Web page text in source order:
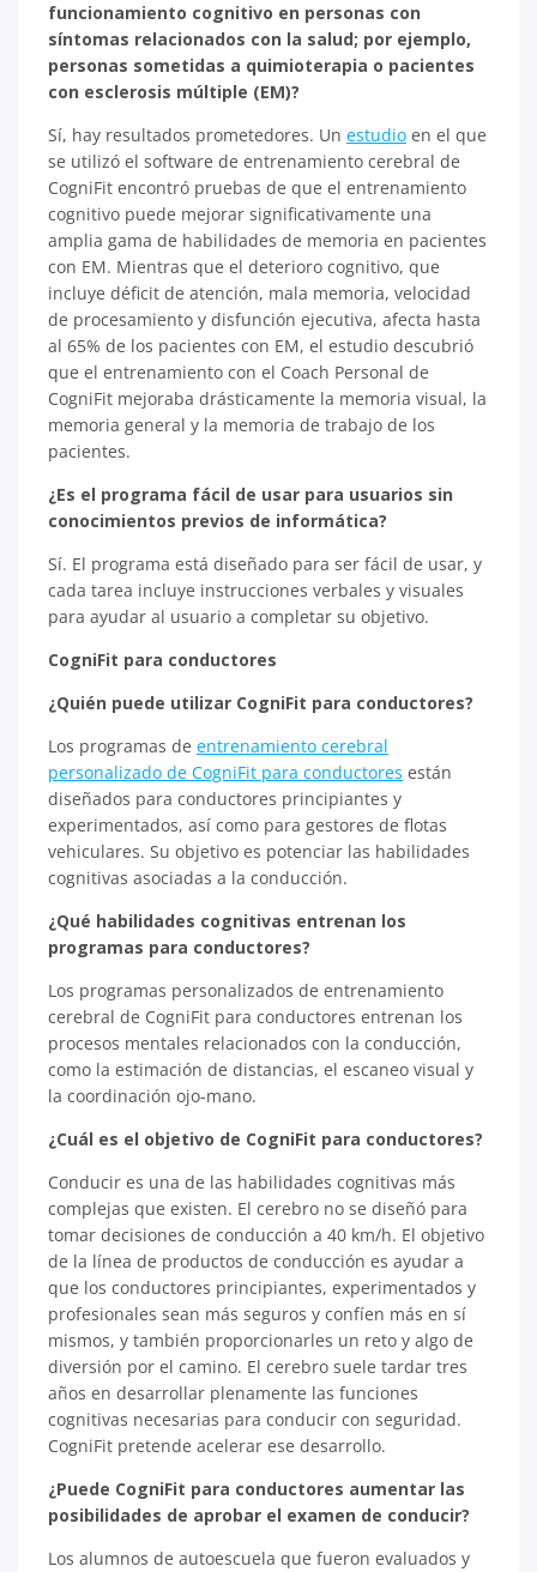
funcionamiento cognitivo en personas con
síntomas relacionados con la salud; por ejemplo,
personas sometidas a quimioterapia o pacientes
con esclerosis múltiple (EM)?
Sí, hay resultados prometedores. Un estudio en el que
se utilizó el software de entrenamiento cerebral de
CogniFit encontró pruebas de que el entrenamiento
cognitivo puede mejorar significativamente una
amplia gama de habilidades de memoria en pacientes
con EM. Mientras que el deterioro cognitivo, que
incluye déficit de atención, mala memoria, velocidad
de procesamiento y disfunción ejecutiva, afecta hasta
al 65% de los pacientes con EM, el estudio descubrió
que el entrenamiento con el Coach Personal de
CogniFit mejoraba drásticamente la memoria visual, la
memoria general y la memoria de trabajo de los
pacientes.
¿Es el programa fácil de usar para usuarios sin
conocimientos previos de informática?
Sí. El programa está diseñado para ser fácil de usar, y
cada tarea incluye instrucciones verbales y visuales
para ayudar al usuario a completar su objetivo.
CogniFit para conductores
¿Quién puede utilizar CogniFit para conductores?
Los programas de entrenamiento cerebral
personalizado de CogniFit para conductores están
diseñados para conductores principiantes y
experimentados, así como para gestores de flotas
vehiculares. Su objetivo es potenciar las habilidades
cognitivas asociadas a la conducción.
¿Qué habilidades cognitivas entrenan los
programas para conductores?
Los programas personalizados de entrenamiento
cerebral de CogniFit para conductores entrenan los
procesos mentales relacionados con la conducción,
como la estimación de distancias, el escaneo visual y
la coordinación ojo-mano.
¿Cuál es el objetivo de CogniFit para conductores?
Conducir es una de las habilidades cognitivas más
complejas que existen. El cerebro no se diseñó para
tomar decisiones de conducción a 40 km/h. El objetivo
de la línea de productos de conducción es ayudar a
que los conductores principiantes, experimentados y
profesionales sean más seguros y confíen más en sí
mismos, y también proporcionarles un reto y algo de
diversión por el camino. El cerebro suele tardar tres
años en desarrollar plenamente las funciones
cognitivas necesarias para conducir con seguridad.
CogniFit pretende acelerar ese desarrollo.
¿Puede CogniFit para conductores aumentar las
posibilidades de aprobar el examen de conducir?
Los alumnos de autoescuela que fueron evaluados y